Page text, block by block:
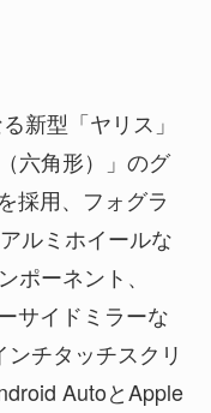
新型「ヤリス」
六角形）」のグ
採用、フォグラ
ルミホイールな
ポーネント、
サイドミラーな
チタッチスクリ
AutoとApple